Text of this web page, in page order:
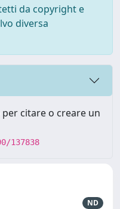
da copyright e
diversa
citare o creare un
137838
ND